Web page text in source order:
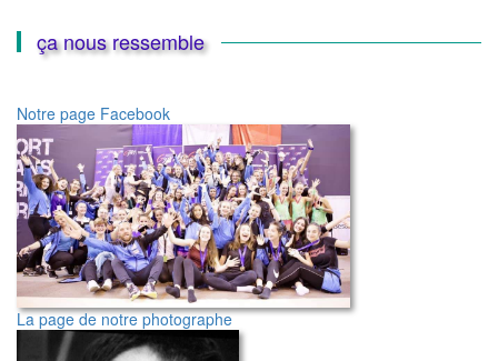
nousça nous ressemble
Notre page Facebook
La page de notre photographe